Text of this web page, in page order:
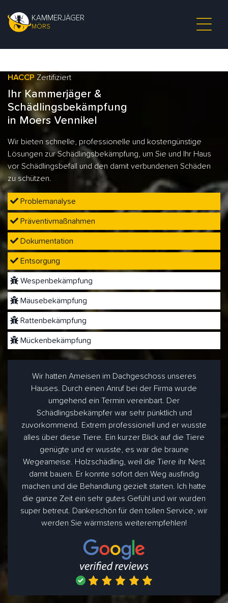
KAMMERJÄGER
MÖRS
HACCP Zertifiziert
Ihr Kammerjäger &
Schädlingsbekämpfung
in Moers Vennikel
Wir bieten schnelle, professionelle und kostengünstige
Lösungen zur Schädlingsbekämpfung, um Sie und Ihr Haus
vor Schädlingsbefall und den damit verbundenen Schäden
zu schützen.
Problemanalyse
Präventivmaßnahmen
Dokumentation
Entsorgung
Wespenbekämpfung
Mäusebekämpfung
Rattenbekämpfung
Mückenbekämpfung
Wir hatten Ameisen im Dachgeschoss unseres
Hauses. Durch einen Anruf bei der Firma wurde
umgehend ein Termin vereinbart. Der
Schädlingsbekämpfer war sehr pünktlich und
zuvorkommend. Extrem professionell und er wusste
alles über diese Tiere. Ein kurzer Blick auf die Tiere
genügte und er wusste, es war die braune
Wegeameise. Holzschädling, weil die Tiere ihr Nest
damit bauen. Er konnte sofort den Weg ausfindig
machen und die Behandlung gezielt starten. Ich hatte
die ganze Zeit ein sehr gutes Gefühl und wir wurden
super betreut. Dankeschön für den tollen Service, wir
werden Sie wärmstens weiterempfehlen!